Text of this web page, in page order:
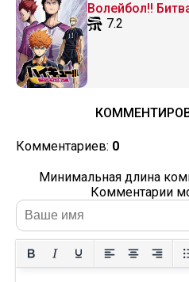
Волейбол!!
7.2
Комментариев: 0
Минимальная длина
Комментарии